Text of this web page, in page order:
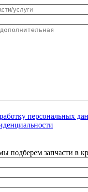
персональных
подберем запчасти в